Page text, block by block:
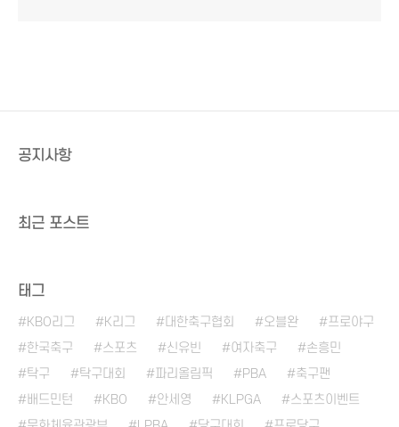
공지사항
최근 포스트
태그
KBO리그 K리그 대한축구협회 오블완
프로야구
한국축구
스포츠 신유빈 여자축구
손흥민
탁구
탁구대회 파리올림픽 PBA
축구팬
배드민턴
KBO 안세영 KLPGA
스포츠이벤트